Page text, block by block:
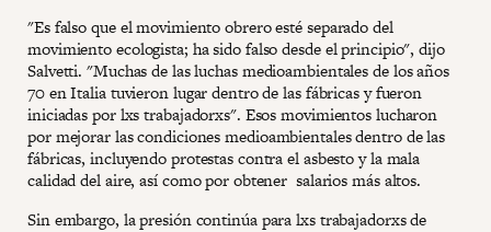
"Es falso que el movimiento obrero esté separado del
movimiento ecologista; ha sido falso desde el principio", dijo
Salvetti. "Muchas de las luchas medioambientales de los años
70 en Italia tuvieron lugar dentro de las fábricas y fueron
iniciadas por lxs trabajadorxs". Esos movimientos lucharon
por mejorar las condiciones medioambientales dentro de las
fábricas, incluyendo protestas contra el asbesto y la mala
calidad del aire, así como por obtener salarios más altos.
Sin embargo, la presión continúa para lxs trabajadorxs de